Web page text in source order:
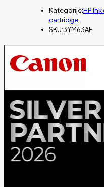
Kategorije:HP
cartridge
SKU:3YM63AE